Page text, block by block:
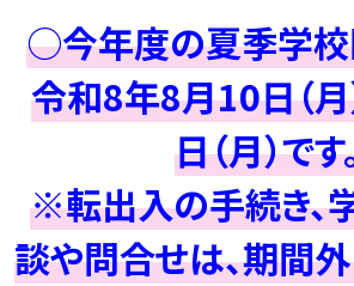
○今年度の夏季学校
令和8年8月10日（
日（月）です
※転出入の手続き、
談や問合せは、期間